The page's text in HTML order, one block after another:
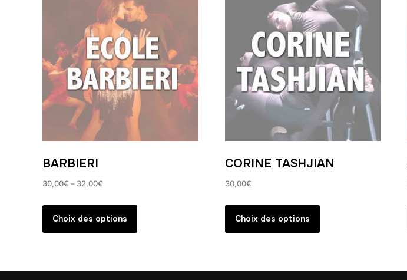
BARBIERI
30,00€ – 32,00€
Choix des options
a
Les
CORINE TASHJIAN
30,00€
Choix des options
a
Les